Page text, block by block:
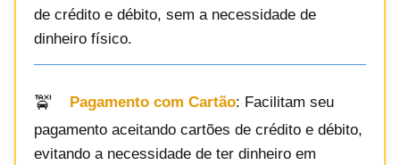
de crédito e débito, sem a necessidade de
dinheiro físico.
Pagamento com Cartão: Facilitam seu
pagamento aceitando cartões de crédito e débito,
evitando a necessidade de ter dinheiro em